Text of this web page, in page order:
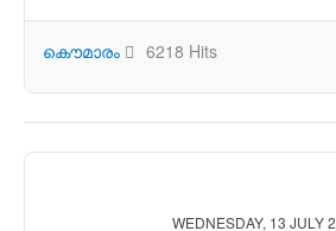
കൌമാരം 6218 Hits
WEDNESDAY, 13 JULY